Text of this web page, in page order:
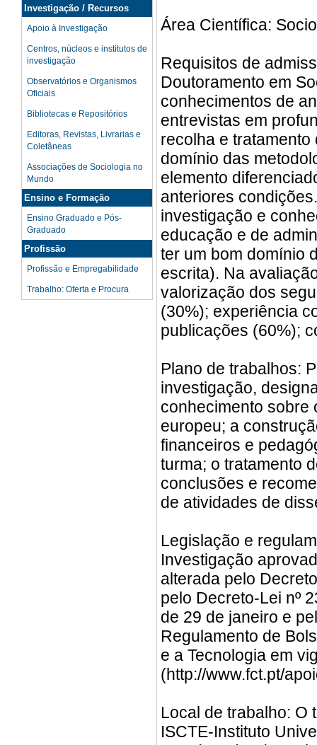
Investigação / Recursos
Apoio à Investigação
Centros, núcleos e institutos de
investigação
Observatórios e Organismos
Oficiais
Bibliotecas e Repositórios
Editoras, Revistas, Livrarias e
Coletâneas
Associações de Sociologia no
Mundo
Ensino e Formação
Ensino Graduado e Pós-
Graduado
Profissão
Profissão e Empregabilidade
Trabalho: Oferta e Procura
Área Científica:
Requisitos de
Doutoramento em
conhecimentos de
entrevistas em
recolha e
domínio das
elemento
anteriores
investigação e
educação e de
ter um bom domínio
escrita). Na
valorização dos
(30%); experiência
publicações (60%);
Plano de trabalhos:
investigação,
conhecimento sobre
europeu; a
financeiros e
turma; o tratamento
conclusões e
de atividades de
Legislação e
Investigação
alterada pelo
pelo Decreto-Lei nº
de 29 de janeiro e
Regulamento de
e a Tecnologia em
(http://www.fct.pt/
Local de trabalho: O
ISCTE-Instituto